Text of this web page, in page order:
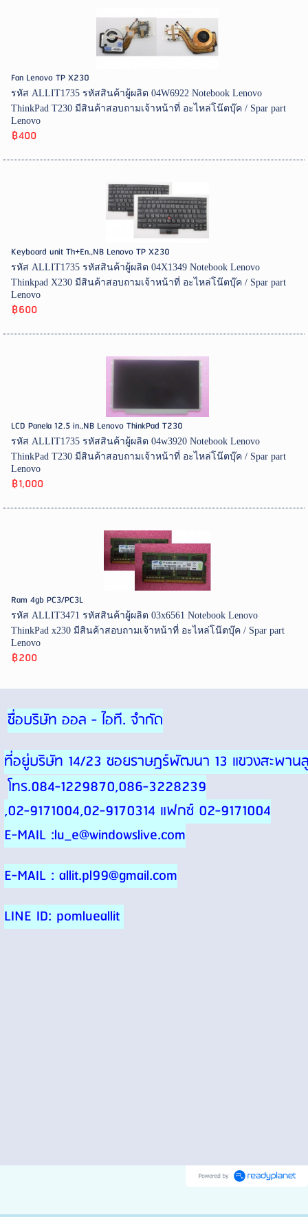
Fan Lenovo TP X230
รหัส ALLIT1735 รหัสสินค้าผู้ผลิต 04W6922 Notebook Lenovo
ThinkPad T230 มีสินค้าสอบถามเจ้าหน้าที่ อะไหล่โน๊ตบุ๊ค / Spar part
Lenovo
฿400
Keyboard unit Th+En.,NB Lenovo TP X230
รหัส ALLIT1735 รหัสสินค้าผู้ผลิต 04X1349 Notebook Lenovo
Thinkpad X230 มีสินค้าสอบถามเจ้าหน้าที่ อะไหล่โน๊ตบุ๊ค / Spar part
Lenovo
฿600
LCD Panela 12.5 in.,NB Lenovo ThinkPad T230
รหัส ALLIT1735 รหัสสินค้าผู้ผลิต 04w3920 Notebook Lenovo
ThinkPad T230 มีสินค้าสอบถามเจ้าหน้าที่ อะไหล่โน๊ตบุ๊ค / Spar part
Lenovo
฿1,000
Ram 4gb PC3/PC3L
รหัส ALLIT3471 รหัสสินค้าผู้ผลิต 03x6561 Notebook Lenovo
ThinkPad x230 มีสินค้าสอบถามเจ้าหน้าที่ อะไหล่โน๊ตบุ๊ค / Spar part
Lenovo
฿200
ชื่อบริษัท ออล - ไอที. จำกัด
ที่อยู่บริษัท 14/23 ซอยราษฎร์พัฒนา 13 แขวงสะพาน
โทร.084-1229870,086-3228239
,02-9171004,02-9170314 แฟกซ์ 02-9171004
E-MAIL :lu_e@windowslive.com
E-MAIL : allit.pl99@gmail.com
LINE ID: pomlueallit